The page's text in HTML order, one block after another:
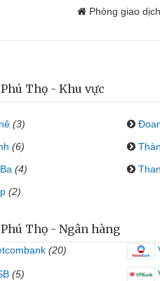
Phòng giao
Thọ - Khu vực
(3)
(6)
(4)
(2)
Thọ - Ngân hàng
(20)
(5)